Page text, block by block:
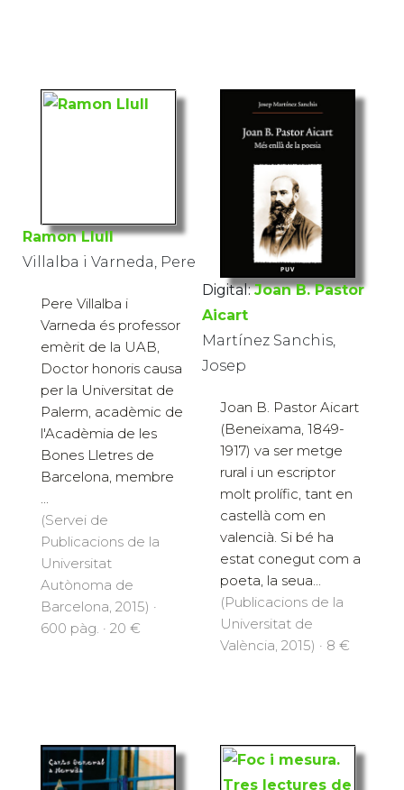
Ramon Llull
Villalba i Varneda, Pere
Pere Villalba i
Varneda és professor
emèrit de la UAB,
Doctor honoris causa
per la Universitat de
Palerm, acadèmic de
l'Acadèmia de les
Bones Lletres de
Barcelona, membre
...
(Servei de
Publicacions de la
Universitat
Autònoma de
Barcelona, 2015) ·
600 pàg. · 20 €
Digital: Joan B. Pastor
Aicart
Martínez Sanchis,
Josep
Joan B. Pastor Aicart
(Beneixama, 1849-
1917) va ser metge
rural i un escriptor
molt prolífic, tant en
castellà com en
valencià. Si bé ha
estat conegut com a
poeta, la seua...
(Publicacions de la
Universitat de
València, 2015) · 8 €